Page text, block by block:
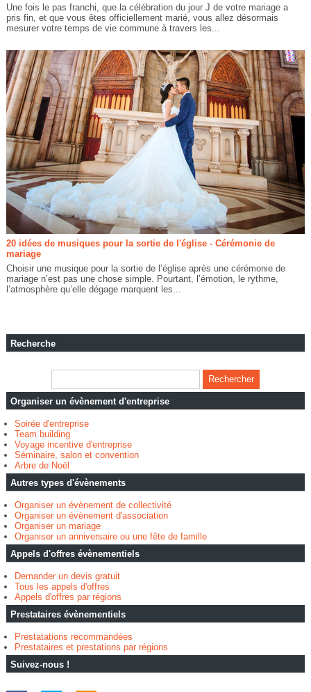
Une fois le pas franchi, que la célébration du jour J de votre mariage a
pris fin, et que vous êtes officiellement marié, vous allez désormais
mesurer votre temps de vie commune à travers les...
20 idées de musiques pour la sortie de l'église - Cérémonie de
mariage
Choisir une musique pour la sortie de l’église après une cérémonie de
mariage n’est pas une chose simple. Pourtant, l’émotion, le rythme,
l’atmosphère qu’elle dégage marquent les...
Recherche
Organiser un évènement d'entreprise
Soirée d'entreprise
Team building
Voyage incentive d'entreprise
Séminaire, salon et convention
Arbre de Noël
Autres types d'évènements
Organiser un évènement de collectivité
Organiser un évènement d'association
Organiser un mariage
Organiser un anniversaire ou une fête de famille
Appels d'offres évènementiels
Demander un devis gratuit
Tous les appels d'offres
Appels d'offres par régions
Prestataires évènementiels
Prestatations recommandées
Prestataires et prestations par régions
Suivez-nous !